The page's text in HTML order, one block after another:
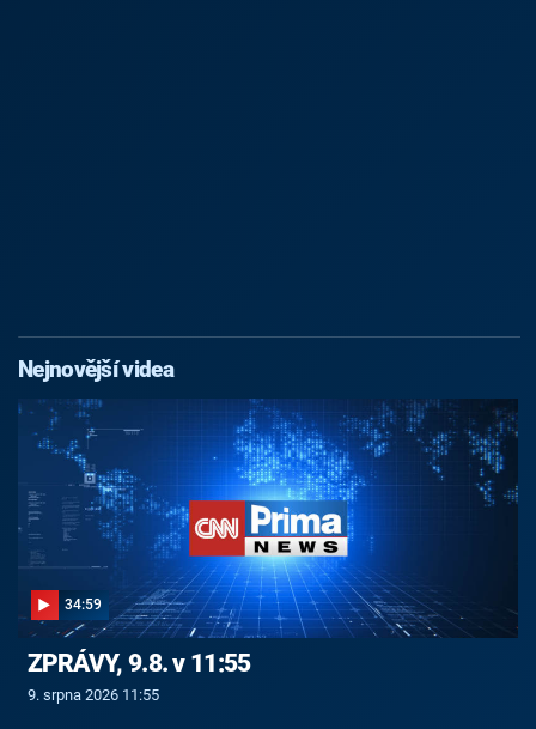
Nejnovější videa
34:59
ZPRÁVY, 9.8. v 11:55
9. srpna 2026 11:55